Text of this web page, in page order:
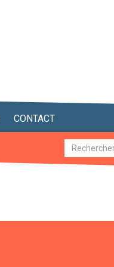
CONTACT
Recherche